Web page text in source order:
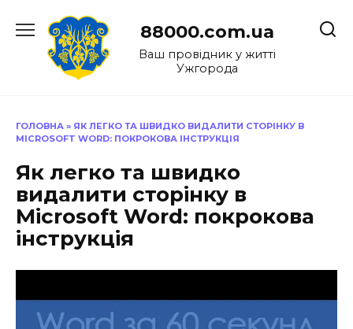
до
88000.com.ua
Ваш провідник у житті
Ужгорода
ГОЛОВНА » ЯК ЛЕГКО ТА ШВИДКО ВИДАЛИТИ СТОРІНКУ В
MICROSOFT WORD: ПОКРОКОВА ІНСТРУКЦІЯ
Як легко та швидко
видалити сторінку в
Microsoft Word: покрокова
інструкція